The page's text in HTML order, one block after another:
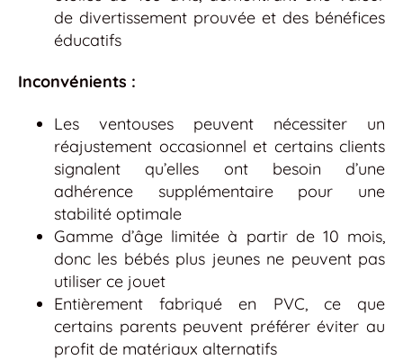
de divertissement prouvée et des bénéfices
éducatifs
Inconvénients :
Les ventouses peuvent nécessiter un
réajustement occasionnel et certains clients
signalent qu’elles ont besoin d’une
adhérence supplémentaire pour une
stabilité optimale
Gamme d’âge limitée à partir de 10 mois,
donc les bébés plus jeunes ne peuvent pas
utiliser ce jouet
Entièrement fabriqué en PVC, ce que
certains parents peuvent préférer éviter au
profit de matériaux alternatifs